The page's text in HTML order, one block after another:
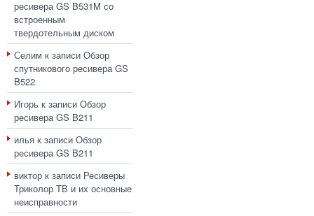
ресивера GS B531M со
встроенным
твердотельным диском
Селим к записи Обзор
спутникового ресивера GS
B522
Игорь к записи Обзор
ресивера GS B211
илья к записи Обзор
ресивера GS B211
виктор к записи Ресиверы
Триколор ТВ и их основные
неисправности